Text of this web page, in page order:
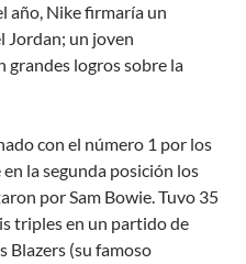
año, Nike firmaría un
un joven
grandes logros sobre la
con el número 1 por los
la segunda posición los
por Sam Bowie. Tuvo 35
triples en un partido de
Blazers (su famoso